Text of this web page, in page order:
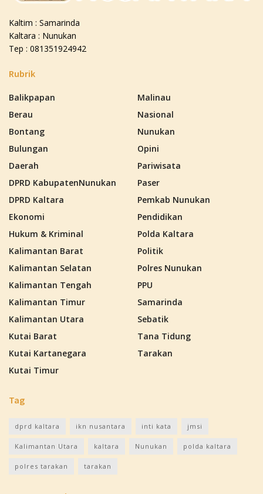
Kaltim : Samarinda
Kaltara : Nunukan
Tep : 081351924942
Rubrik
Balikpapan
Berau
Bontang
Bulungan
Daerah
DPRD KabupatenNunukan
DPRD Kaltara
Ekonomi
Hukum & Kriminal
Kalimantan Barat
Kalimantan Selatan
Kalimantan Tengah
Kalimantan Timur
Kalimantan Utara
Kutai Barat
Kutai Kartanegara
Kutai Timur
Malinau
Nasional
Nunukan
Opini
Pariwisata
Paser
Pemkab Nunukan
Pendidikan
Polda Kaltara
Politik
Polres Nunukan
PPU
Samarinda
Sebatik
Tana Tidung
Tarakan
Tag
dprd kaltara ikn nusantara inti kata jmsi
Kalimantan Utara kaltara Nunukan polda kaltara
polres tarakan tarakan